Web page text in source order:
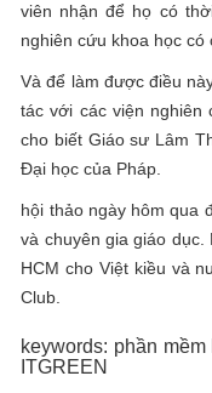
viên nhận để họ có
nghiên cứu khoa học có
Và để làm được điều
tác với các viện nghiên
cho biết Giáo sư Lâm
Đại học của Pháp.
hội thảo ngày hôm qua
và chuyên gia giáo
HCM cho Việt kiều và
Club.
keywords: phần
ITGREEN